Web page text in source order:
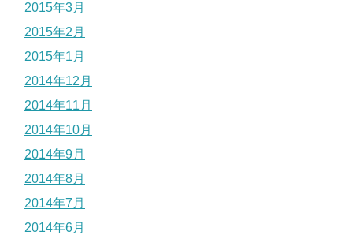
2015年3月
2015年2月
2015年1月
2014年12月
2014年11月
2014年10月
2014年9月
2014年8月
2014年7月
2014年6月